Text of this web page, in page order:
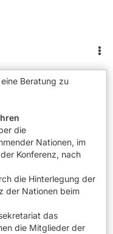
Beratung zu
die
Nationen, im
Konferenz, nach
die Hinterlegung der
der Nationen beim
das
die Mitglieder der